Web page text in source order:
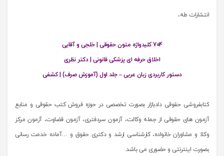
انتشارات طه،
704 کلیدواژه متون حقوقی | خلجی و آقایی
اخلاق حرفه ای پزشکی قانونی | دکتر نظری
دستور کاربردی زبان عربی – جلد اول (آموزش صرف) | کشفی
کتابفروشی حقوقی دادبازار بصورت تخصصی در حوزه فروش کتب حقوقی و منابع
آزمون های حقوقی از جمله وکالت، آزمون سردفتری، آزمون قضاوت، آزمون مرکز
وکلا و مشاوران خانواده، کارشناسی ارشد و دکتری حقوق و …آماده خدمت رسانی
بصورت اینترنتی و حضوری می باشد.